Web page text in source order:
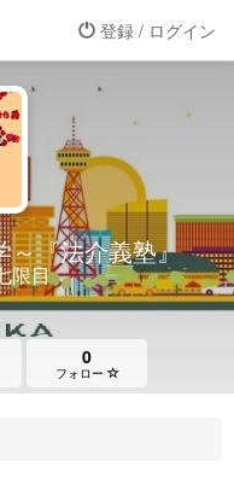
登録 / ログイン
～『法介義塾』
限目
0
フォロー